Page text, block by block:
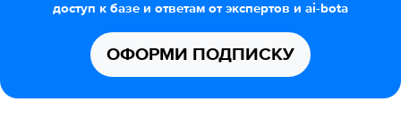
доступ к базе и ответам от экспертов и ai-bota
ОФОРМИ ПОДПИСКУ